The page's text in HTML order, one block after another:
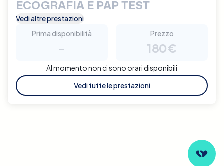
ECOGRAFIA E PAP TEST
Vedi altre prestazioni
Prima disponibilità
-
Prezzo
180€
Al momento non ci sono orari disponibili
Vedi tutte le prestazioni